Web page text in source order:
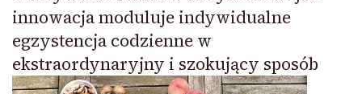
innowacja moduluje indywidualne
egzystencja codzienne w
ekstraordynaryjny i szokujący sposób